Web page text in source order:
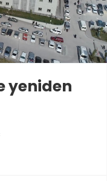
yeniden